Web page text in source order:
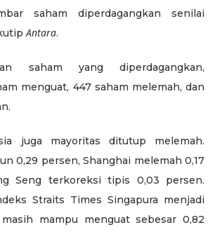
saham diperdagangkan senilai
Antara.
saham yang diperdagangkan,
menguat, 447 saham melemah, dan
juga mayoritas ditutup melemah.
0,29 persen, Shanghai melemah 0,17
Seng terkoreksi tipis 0,03 persen.
Straits Times Singapura menjadi
mampu menguat sebesar 0,82